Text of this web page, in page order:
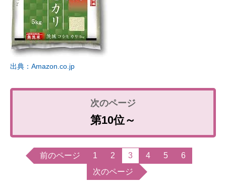
出典：Amazon.co.jp
第10位～
前のページ 1 2 3 4 5
6
次のページ